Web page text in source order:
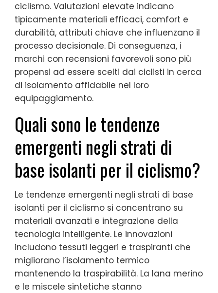
ciclismo. Valutazioni elevate indicano
tipicamente materiali efficaci, comfort e
durabilità, attributi chiave che influenzano il
processo decisionale. Di conseguenza, i
marchi con recensioni favorevoli sono più
propensi ad essere scelti dai ciclisti in cerca
di isolamento affidabile nel loro
equipaggiamento.
Quali sono le tendenze
emergenti negli strati di
base isolanti per il ciclismo?
Le tendenze emergenti negli strati di base
isolanti per il ciclismo si concentrano su
materiali avanzati e integrazione della
tecnologia intelligente. Le innovazioni
includono tessuti leggeri e traspiranti che
migliorano l’isolamento termico
mantenendo la traspirabilità. La lana merino
e le miscele sintetiche stanno